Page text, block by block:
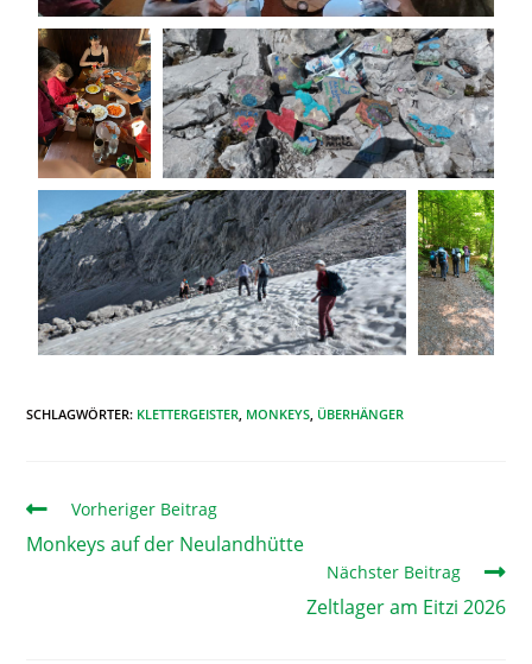
SCHLAGWÖRTER: KLETTERGEISTER, MONKEYS, ÜBERHÄNGER
Vorheriger Beitrag
Monkeys auf der Neulandhütte
Nächster Beitrag
Zeltlager am Eitzi 2026